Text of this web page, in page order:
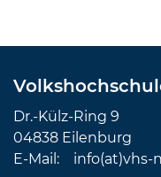
Dr.-Külz-Ring 9
04838 Eilenburg
E-Mail: info(at)vhs-